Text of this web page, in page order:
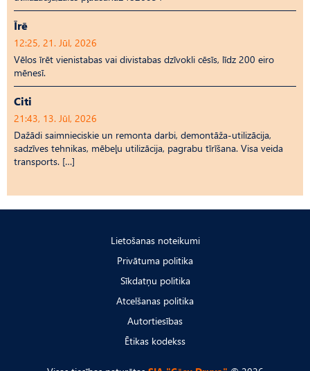
Īrē
12:25, 21. Jūl, 2026
Vēlos īrēt vienistabas vai divistabas dzīvokli cēsīs, līdz 200 eiro
mēnesī.
Citi
21:43, 13. Jūl, 2026
Dažādi saimnieciskie un remonta darbi, demontāža-utilizācija,
sadzīves tehnikas, mēbeļu utilizācija, pagrabu tīrīšana. Visa veida
transports. […]
Lietošanas noteikumi
Privātuma politika
Sīkdatņu politika
Atcelšanas politika
Autortiesības
Ētikas kodekss